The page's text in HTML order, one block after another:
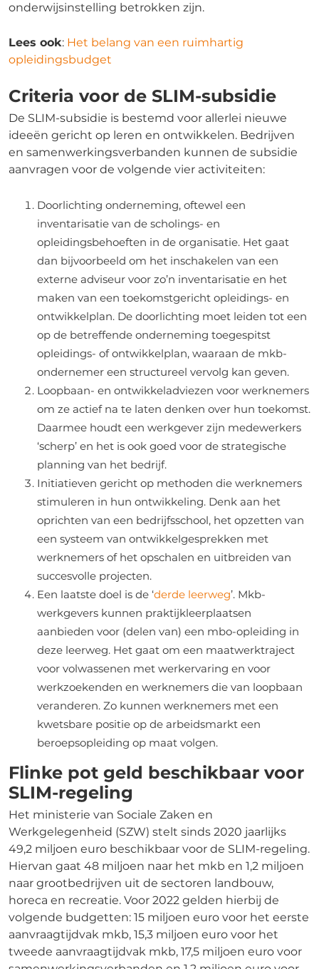
onderwijsinstelling betrokken zijn.
Lees ook: Het belang van een ruimhartig
opleidingsbudget
Criteria voor de SLIM-subsidie
De SLIM-subsidie is bestemd voor allerlei nieuwe
ideeën gericht op leren en ontwikkelen. Bedrijven
en samenwerkingsverbanden kunnen de subsidie
aanvragen voor de volgende vier activiteiten:
Doorlichting onderneming, oftewel een
inventarisatie van de scholings- en
opleidingsbehoeften in de organisatie. Het gaat
dan bijvoorbeeld om het inschakelen van een
externe adviseur voor zo’n inventarisatie en het
maken van een toekomstgericht opleidings- en
ontwikkelplan. De doorlichting moet leiden tot een
op de betreffende onderneming toegespitst
opleidings- of ontwikkelplan, waaraan de mkb-
ondernemer een structureel vervolg kan geven.
Loopbaan- en ontwikkeladviezen voor werknemers
om ze actief na te laten denken over hun toekomst.
Daarmee houdt een werkgever zijn medewerkers
‘scherp’ en het is ook goed voor de strategische
planning van het bedrijf.
Initiatieven gericht op methoden die werknemers
stimuleren in hun ontwikkeling. Denk aan het
oprichten van een bedrijfsschool, het opzetten van
een systeem van ontwikkelgesprekken met
werknemers of het opschalen en uitbreiden van
succesvolle projecten.
Een laatste doel is de ‘derde leerweg’. Mkb-
werkgevers kunnen praktijkleerplaatsen
aanbieden voor (delen van) een mbo-opleiding in
deze leerweg. Het gaat om een maatwerktraject
voor volwassenen met werkervaring en voor
werkzoekenden en werknemers die van loopbaan
veranderen. Zo kunnen werknemers met een
kwetsbare positie op de arbeidsmarkt een
beroepsopleiding op maat volgen.
Flinke pot geld beschikbaar voor
SLIM-regeling
Het ministerie van Sociale Zaken en
Werkgelegenheid (SZW) stelt sinds 2020 jaarlijks
49,2 miljoen euro beschikbaar voor de SLIM-regeling.
Hiervan gaat 48 miljoen naar het mkb en 1,2 miljoen
naar grootbedrijven uit de sectoren landbouw,
horeca en recreatie. Voor 2022 gelden hierbij de
volgende budgetten: 15 miljoen euro voor het eerste
aanvraagtijdvak mkb, 15,3 miljoen euro voor het
tweede aanvraagtijdvak mkb, 17,5 miljoen euro voor